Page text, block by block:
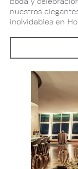
nuestros
inolvidables en